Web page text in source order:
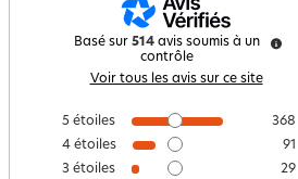
Basé sur 514 avis soumis à un
contrôle
Voir tous les avis sur ce site
5 étoiles
368
4 étoiles
91
3 étoiles
29